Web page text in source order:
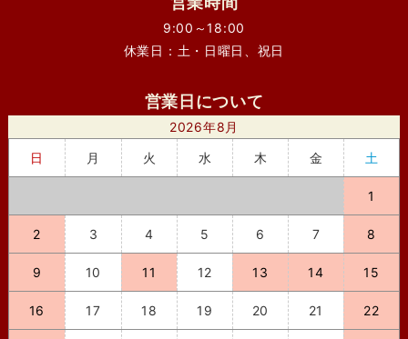
9:00～18:00
休業日：土・日曜日、祝日
営業日について
2026年8月
日
月 火 水 木 金 土
1
2 3 4 5 6 7 8
9 10 11 12 13 14 15
16 17 18 19 20 21 22